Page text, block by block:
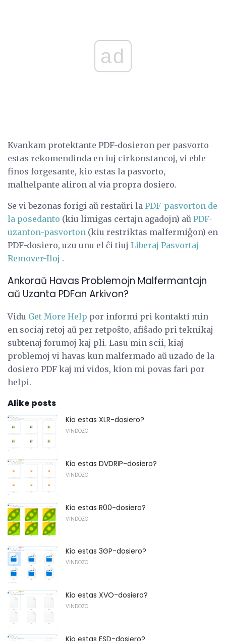
ad
Kvankam protektante PDF-dosieron per pasvorto
estas rekomendinda en iuj cirkonstancoj, vi eble
finos forgesante, kio estas la pasvorto,
malhelpante aliron al via propra dosiero.
Se vi bezonas forigi aŭ restaŭri la PDF-pasvorton de
la posedanto (kiu limigas certajn agadojn) aŭ PDF-
uzanton-pasvorton (kiu restriktas malfermiĝon) en
PDF-dosiero, uzu unu el ĉi tiuj Liberaj Pasvortaj
Remover-Iloj .
Ankoraŭ Havas Problemojn Malfermantajn
aŭ Uzanta PDFan Arkivon?
Vidu Get More Help por informi pri kontakti min
en sociaj retoj aŭ per retpoŝto, afiŝado pri teknikaj
subtenaj forumoj kaj pli. Lasu min scii, kiaj
problemoj vi havas kun malfermado aŭ uzado de la
dosiero PDF kaj mi vidos, kion mi povas fari por
helpi.
Alike posts
Kio estas XLR-dosiero?
VINDOZO
Kio estas DVDRIP-dosiero?
VINDOZO
Kio estas R00-dosiero?
VINDOZO
Kio estas 3GP-dosiero?
VINDOZO
Kio estas XVO-dosiero?
VINDOZO
Kio estas ESD-dosiero?